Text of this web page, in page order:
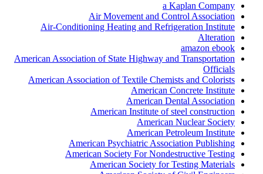
a Kaplan Company
Air Movement and Control Association
Air-Conditioning Heating and Refrigeration Institute
Alteration
amazon ebook
American Association of State Highway and Transportation
Officials
American Association of Textile Chemists and Colorists
American Concrete Institute
American Dental Association
American Institute of steel construction
American Nuclear Society
American Petroleum Institute
American Psychiatric Association Publishing
American Society For Nondestructive Testing
American Society for Testing Materials